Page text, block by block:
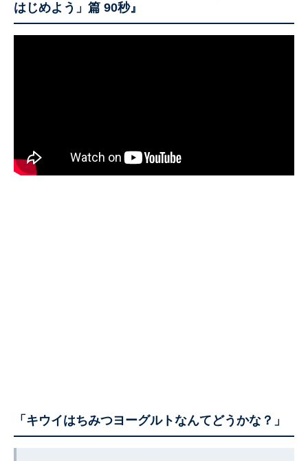
はじめよう」篇 90秒』
「キウイはちみつヨーグルトなんてどうかな？」